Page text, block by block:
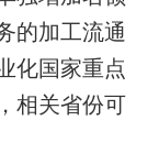
的加工流通
化国家重点
相关省份可